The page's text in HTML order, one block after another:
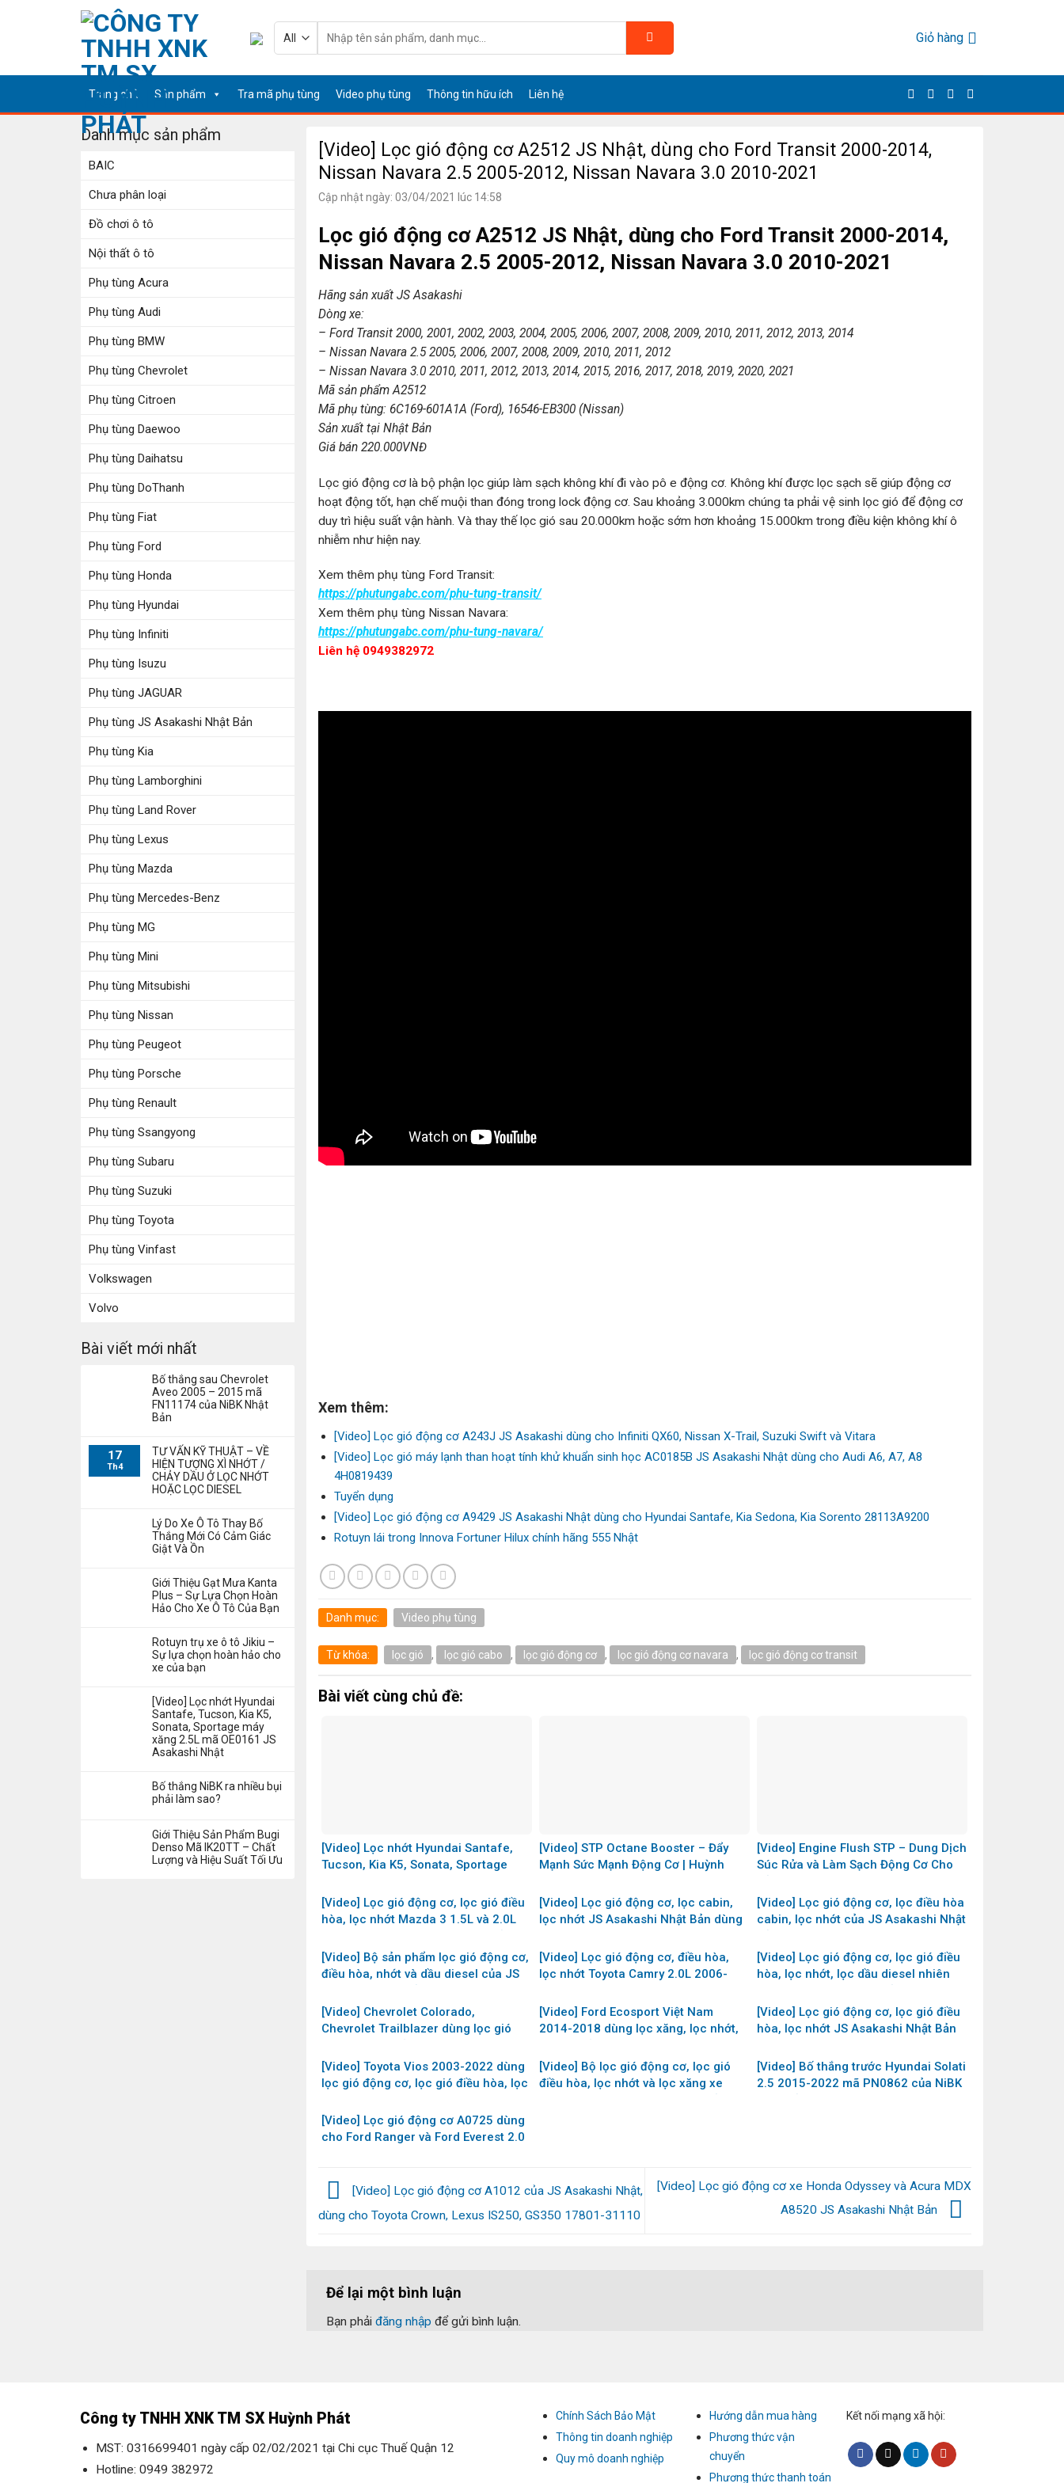
kiếm:
Giỏ hàng
Trang chủ Sản phẩm Tra mã phụ tùng Video phụ tùng Thông tin hữu ích Liên hệ
Danh mục sản phẩm
BAIC
Chưa phân loại
Đồ chơi ô tô
Nội thất ô tô
Phụ tùng Acura
Phụ tùng Audi
Phụ tùng BMW
Phụ tùng Chevrolet
Phụ tùng Citroen
Phụ tùng Daewoo
Phụ tùng Daihatsu
Phụ tùng DoThanh
Phụ tùng Fiat
Phụ tùng Ford
Phụ tùng Honda
Phụ tùng Hyundai
Phụ tùng Infiniti
Phụ tùng Isuzu
Phụ tùng JAGUAR
Phụ tùng JS Asakashi Nhật Bản
Phụ tùng Kia
Phụ tùng Lamborghini
Phụ tùng Land Rover
Phụ tùng Lexus
Phụ tùng Mazda
Phụ tùng Mercedes-Benz
Phụ tùng MG
Phụ tùng Mini
Phụ tùng Mitsubishi
Phụ tùng Nissan
Phụ tùng Peugeot
Phụ tùng Porsche
Phụ tùng Renault
Phụ tùng Ssangyong
Phụ tùng Subaru
Phụ tùng Suzuki
Phụ tùng Toyota
Phụ tùng Vinfast
Volkswagen
Volvo
Bài viết mới nhất
Bố thắng sau Chevrolet
Aveo 2005 – 2015 mã
FN11174 của NiBK Nhật
Bản
17
Th4
TƯ VẤN KỸ THUẬT – VỀ
HIỆN TƯỢNG XÌ NHỚT /
CHẢY DẦU Ở LỌC NHỚT
HOẶC LỌC DIESEL
Lý Do Xe Ô Tô Thay Bố
Thắng Mới Có Cảm Giác
Giật Và Ồn
Giới Thiệu Gạt Mưa Kanta
Plus – Sự Lựa Chọn Hoàn
Hảo Cho Xe Ô Tô Của Bạn
Rotuyn trụ xe ô tô Jikiu –
Sự lựa chọn hoàn hảo cho
xe của bạn
[Video] Lọc nhớt Hyundai
Santafe, Tucson, Kia K5,
Sonata, Sportage máy
xăng 2.5L mã OE0161 JS
Asakashi Nhật
Bố thắng NiBK ra nhiều bụi
phải làm sao?
Giới Thiệu Sản Phẩm Bugi
Denso Mã IK20TT – Chất
Lượng và Hiệu Suất Tối Ưu
[Video] Lọc gió động cơ A2512 JS Nhật, dùng cho Ford Transit 2000-2014,
Nissan Navara 2.5 2005-2012, Nissan Navara 3.0 2010-2021
Cập nhật ngày: 03/04/2021 lúc 14:58
Lọc gió động cơ A2512 JS Nhật, dùng cho Ford Transit 2000-2014,
Nissan Navara 2.5 2005-2012, Nissan Navara 3.0 2010-2021
Hãng sản xuất JS Asakashi
Dòng xe:
– Ford Transit 2000, 2001, 2002, 2003, 2004, 2005, 2006, 2007, 2008, 2009, 2010, 2011, 2012, 2013, 2014
– Nissan Navara 2.5 2005, 2006, 2007, 2008, 2009, 2010, 2011, 2012
– Nissan Navara 3.0 2010, 2011, 2012, 2013, 2014, 2015, 2016, 2017, 2018, 2019, 2020, 2021
Mã sản phẩm A2512
Mã phụ tùng: 6C169-601A1A (Ford), 16546-EB300 (Nissan)
Sản xuất tại Nhật Bản
Giá bán 220.000VNĐ
Lọc gió động cơ là bộ phận lọc giúp làm sạch không khí đi vào pô e động cơ. Không khí được lọc sạch sẽ giúp động cơ
hoạt động tốt, hạn chế muội than đóng trong lock động cơ. Sau khoảng 3.000km chúng ta phải vệ sinh lọc gió để động cơ
duy trì hiệu suất vận hành. Và thay thế lọc gió sau 20.000km hoặc sớm hơn khoảng 15.000km trong điều kiện không khí ô
nhiễm như hiện nay.
Xem thêm phụ tùng Ford Transit:
https://phutungabc.com/phu-tung-transit/
Xem thêm phụ tùng Nissan Navara:
https://phutungabc.com/phu-tung-navara/
Liên hệ 0949382972
Xem thêm:
[Video] Lọc gió động cơ A243J JS Asakashi dùng cho Infiniti QX60, Nissan X-Trail, Suzuki Swift và Vitara
[Video] Lọc gió máy lạnh than hoạt tính khử khuẩn sinh học AC0185B JS Asakashi Nhật dùng cho Audi A6, A7, A8
4H0819439
Tuyển dụng
[Video] Lọc gió động cơ A9429 JS Asakashi Nhật dùng cho Hyundai Santafe, Kia Sedona, Kia Sorento 28113A9200
Rotuyn lái trong Innova Fortuner Hilux chính hãng 555 Nhật
Danh mục: Video phụ tùng
Từ khóa: lọc gió , lọc gió cabo , lọc gió động cơ , lọc gió động cơ navara , lọc gió động cơ transit
Bài viết cùng chủ đề:
[Video] Lọc nhớt Hyundai Santafe,
Tucson, Kia K5, Sonata, Sportage
Asakashi Nhật
[Video] STP Octane Booster – Đẩy
Mạnh Sức Mạnh Động Cơ | Huỳnh
[Video] Engine Flush STP – Dung Dịch
Súc Rửa và Làm Sạch Động Cơ Cho
[Video] Lọc gió động cơ, lọc gió điều
hòa, lọc nhớt Mazda 3 1.5L và 2.0L
[Video] Lọc gió động cơ, lọc cabin,
lọc nhớt JS Asakashi Nhật Bản dùng
2022
[Video] Lọc gió động cơ, lọc điều hòa
cabin, lọc nhớt của JS Asakashi Nhật
2022
[Video] Bộ sản phẩm lọc gió động cơ,
điều hòa, nhớt và dầu diesel của JS
Hyundai Tucson 2.0L máy dầu 2014-
2022
[Video] Lọc gió động cơ, điều hòa,
lọc nhớt Toyota Camry 2.0L 2006-
2017 của JS Asakashi Nhật Bản
[Video] Lọc gió động cơ, lọc gió điều
hòa, lọc nhớt, lọc dầu diesel nhiên
Asakashi Nhật Bản
[Video] Chevrolet Colorado,
Chevrolet Trailblazer dùng lọc gió
nhiên liệu diesel nào?
[Video] Ford Ecosport Việt Nam
2014-2018 dùng lọc xăng, lọc nhớt,
Asakashi Nhật Bản mã nào?
[Video] Lọc gió động cơ, lọc gió điều
hòa, lọc nhớt JS Asakashi Nhật Bản
2021, 2022
[Video] Toyota Vios 2003-2022 dùng
lọc gió động cơ, lọc gió điều hòa, lọc
[Video] Bộ lọc gió động cơ, lọc gió
điều hòa, lọc nhớt và lọc xăng xe
[Video] Bố thắng trước Hyundai Solati
2.5 2015-2022 mã PN0862 của NiBK
[Video] Lọc gió động cơ A0725 dùng
cho Ford Ranger và Ford Everest 2.0
[Video] Lọc gió động cơ A1012 của JS Asakashi Nhật,
dùng cho Toyota Crown, Lexus IS250, GS350 17801-31110
[Video] Lọc gió động cơ xe Honda Odyssey và Acura MDX
A8520 JS Asakashi Nhật Bản
Để lại một bình luận
Bạn phải đăng nhập để gửi bình luận.
Công ty TNHH XNK TM SX Huỳnh Phát
MST: 0316699401 ngày cấp 02/02/2021 tại Chi cục Thuế Quận 12
Hotline: 0949 382972
Chính Sách Bảo Mật
Thông tin doanh nghiệp
Quy mô doanh nghiệp
Hướng dẫn mua hàng
Phương thức vận
chuyển
Phương thức thanh toán
Kết nối mạng xã hội: